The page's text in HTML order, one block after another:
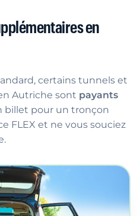
en
certains tunnels et
Autriche sont payants
billet pour un tronçon
FLEX et ne vous souciez